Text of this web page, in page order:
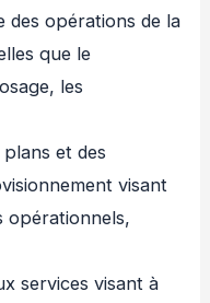
opérations de la
que le
les
et des
visant
opérationnels,
services visant à